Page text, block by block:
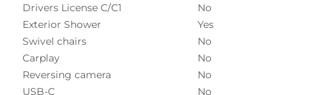
Drivers License C/C1
No
Exterior Shower
Yes
Swivel chairs
No
Carplay
No
Reversing camera
No
USB-C
No